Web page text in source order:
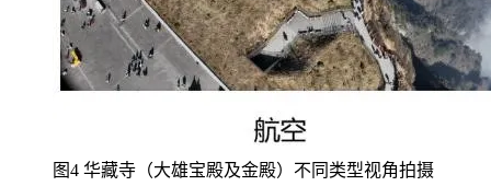
图4 华藏寺（大雄宝殿及金殿）不同类型视角拍摄